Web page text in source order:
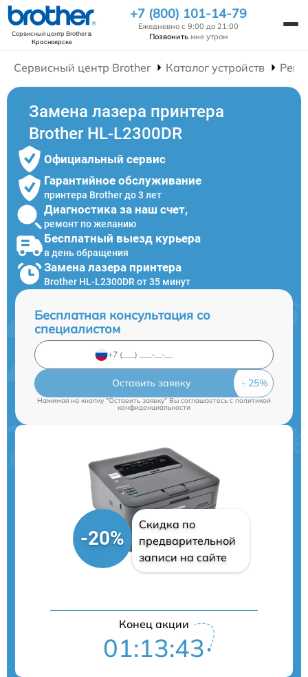
Сервисный центр Brotherв
Красноярске
+7 (800) 101-14-79
Ежедневно с 9:00 до 21:00
Позвонить мне утром
Сервисный центр Brother Каталог устройств
Замена лазера принтера
Brother HL-L2300DR
Официальный сервис
Гарантийное обслуживание
принтера Brother до 3 лет
Диагностика за наш счет,
ремонт по желанию
Бесплатный выезд курьера
в день обращения
Замена лазера принтера
Brother HL-L2300DR от 35 минут
Бесплатная консультация со
специалистом
Оставить заявку
Нажимая на кнопку "Оставить заявку" Вы соглашаетесь cполитикой
конфиденциальности
-20%
Скидка по
предварительной
записи на сайте
Конец акции
01:13:42